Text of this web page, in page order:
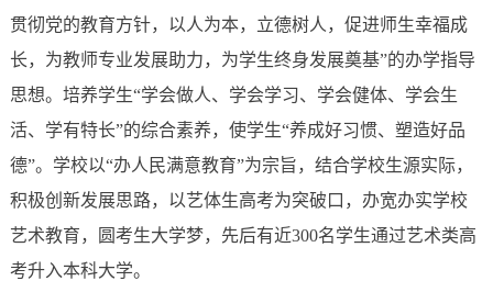
贯彻党的教育方针，以人为本，立德树人，促进师生幸福成
长，为教师专业发展助力，为学生终身发展奠基”的办学指导
思想。培养学生“学会做人、学会学习、学会健体、学会生
活、学有特长”的综合素养，使学生“养成好习惯、塑造好品
德”。学校以“办人民满意教育”为宗旨，结合学校生源实际，
积极创新发展思路，以艺体生高考为突破口，办宽办实学校
艺术教育，圆考生大学梦，先后有近300名学生通过艺术类高
考升入本科大学。